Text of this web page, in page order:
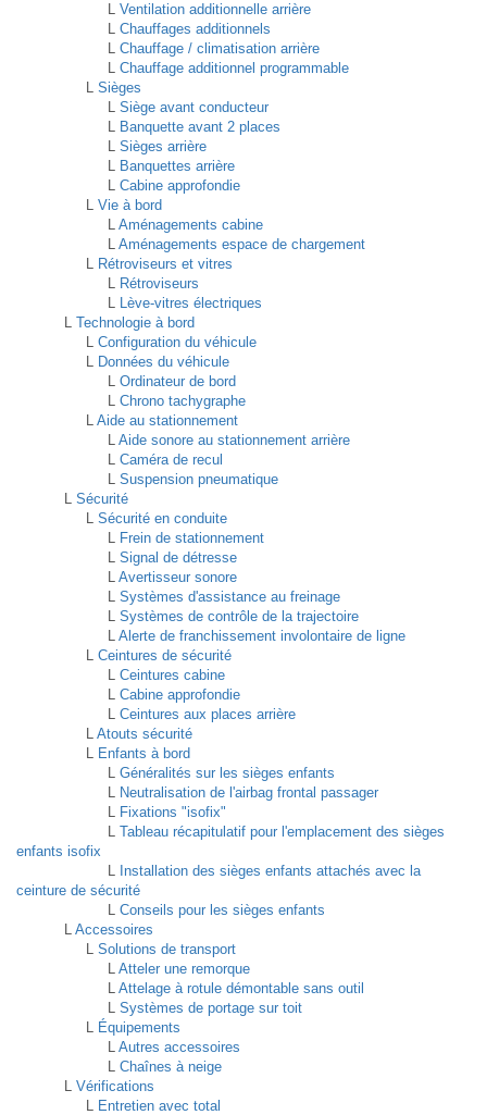
L Ventilation additionnelle arrière
L Chauffages additionnels
L Chauffage / climatisation arrière
L Chauffage additionnel programmable
L Sièges
L Siège avant conducteur
L Banquette avant 2 places
L Sièges arrière
L Banquettes arrière
L Cabine approfondie
L Vie à bord
L Aménagements cabine
L Aménagements espace de chargement
L Rétroviseurs et vitres
L Rétroviseurs
L Lève-vitres électriques
L Technologie à bord
L Configuration du véhicule
L Données du véhicule
L Ordinateur de bord
L Chrono tachygraphe
L Aide au stationnement
L Aide sonore au stationnement arrière
L Caméra de recul
L Suspension pneumatique
L Sécurité
L Sécurité en conduite
L Frein de stationnement
L Signal de détresse
L Avertisseur sonore
L Systèmes d'assistance au freinage
L Systèmes de contrôle de la trajectoire
L Alerte de franchissement involontaire de ligne
L Ceintures de sécurité
L Ceintures cabine
L Cabine approfondie
L Ceintures aux places arrière
L Atouts sécurité
L Enfants à bord
L Généralités sur les sièges enfants
L Neutralisation de l'airbag frontal passager
L Fixations "isofix"
L Tableau récapitulatif pour l'emplacement des sièges
enfants isofix
L Installation des sièges enfants attachés avec la
ceinture de sécurité
L Conseils pour les sièges enfants
L Accessoires
L Solutions de transport
L Atteler une remorque
L Attelage à rotule démontable sans outil
L Systèmes de portage sur toit
L Équipements
L Autres accessoires
L Chaînes à neige
L Vérifications
L Entretien avec total